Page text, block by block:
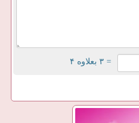
= ۳ بعلاوه ۴